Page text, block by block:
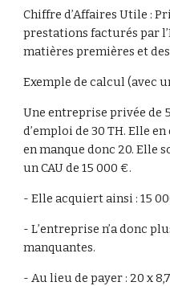
Chiffre d’Affaires Utile :
prestations facturés par
matières premières et
Exemple de calcul (avec
Une entreprise privée de
d’emploi de 30 TH. Elle
en manque donc 20. Elle
un CAU de 15 000 €.
- Elle acquiert ainsi : 15
- L’entreprise n’a donc
manquantes.
- Au lieu de payer : 20 x